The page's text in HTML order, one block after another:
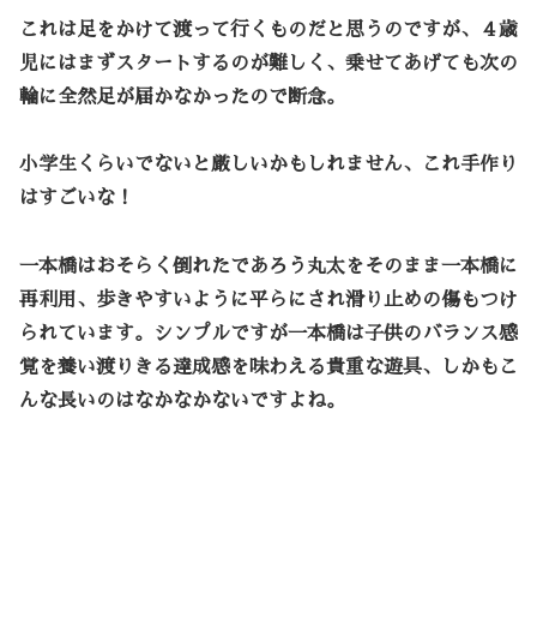
これは足をかけて渡って行くものだと思うのですが、４歳
児にはまずスタートするのが難しく、乗せてあげても次の
輪に全然足が届かなかったので断念。
小学生くらいでないと厳しいかもしれません、これ手作り
はすごいな！
一本橋はおそらく倒れたであろう丸太をそのまま一本橋に
再利用、歩きやすいように平らにされ滑り止めの傷もつけ
られています。シンプルですが一本橋は子供のバランス感
覚を養い渡りきる達成感を味わえる貴重な遊具、しかもこ
んな長いのはなかなかないですよね。